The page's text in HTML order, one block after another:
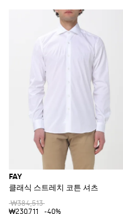
FAY
클래식 스트레치 코튼 셔츠
₩384,513
₩230,711
-40%